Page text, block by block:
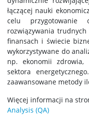
łączącej nauki
celu przygotowanie
rozwiązywania
finansach i świecie
wykorzystywane do
np. ekonomii zdrowia,
sektora
zaawansowane metody
Więcej informacji na
Analysis (QA)